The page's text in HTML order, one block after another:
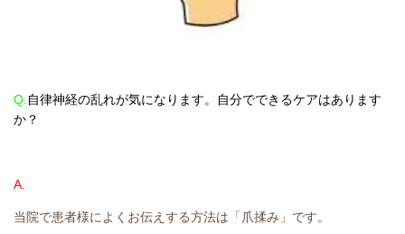
Q. 自律神経の乱れが気になります。自分でできるケアはあります
か？
A.
当院で患者様によくお伝えする方法は「爪揉み」です。